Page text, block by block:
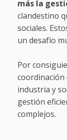
más la
clandestino
sociales.
un desafío
Por
industria y
gestión
complejos.